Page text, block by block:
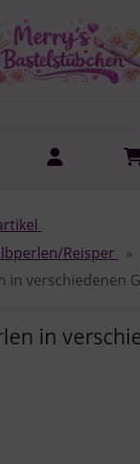
Reisper
in verschiedenen
in